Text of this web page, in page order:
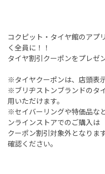
コクピット・タイヤ館のアプ
く全員に！！
タイヤ割引クーポンをプレゼ
※タイヤクーポンは、店頭表
※ブリヂストンブランドのタ
用いただけます。
※セイバーリングや特価品な
ンラインストアでのご購入は
クーポン割引対象外となりま
確認ください。